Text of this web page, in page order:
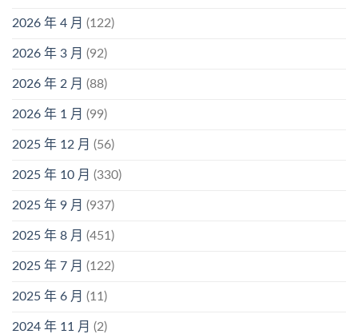
2026 年 4 月 (122)
2026 年 3 月 (92)
2026 年 2 月 (88)
2026 年 1 月 (99)
2025 年 12 月 (56)
2025 年 10 月 (330)
2025 年 9 月 (937)
2025 年 8 月 (451)
2025 年 7 月 (122)
2025 年 6 月 (11)
2024 年 11 月 (2)